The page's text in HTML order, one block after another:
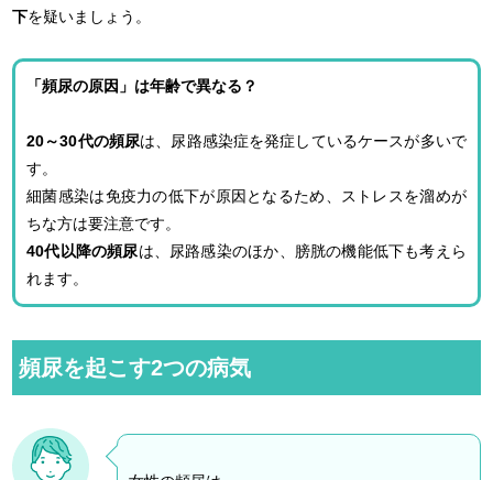
下を疑いましょう。
「頻尿の原因」は年齢で異なる？
20～30代の頻尿は、尿路感染症を発症しているケースが多いで
す。
細菌感染は免疫力の低下が原因となるため、ストレスを溜めが
ちな方は要注意です。
40代以降の頻尿は、尿路感染のほか、膀胱の機能低下も考えら
れます。
頻尿を起こす2つの病気